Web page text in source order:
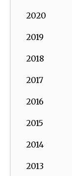
2020
2019
2018
2017
2016
2015
2014
2013